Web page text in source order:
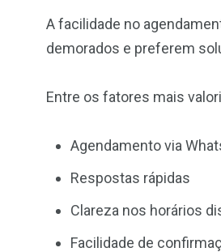
A facilidade no
demorados e preferem
Entre os fatores mais
Agendamento via
Respostas rápidas
Clareza nos horários
Facilidade de